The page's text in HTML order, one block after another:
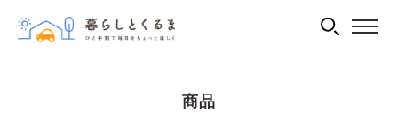
商品